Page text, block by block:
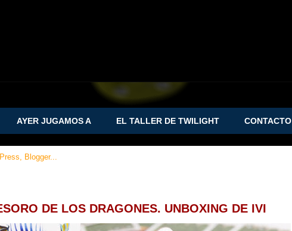
AYER JUGAMOS A EL TALLER DE TWILIGHT CONTACTO
DE LOS DRAGONES. UNBOXING DE IVI